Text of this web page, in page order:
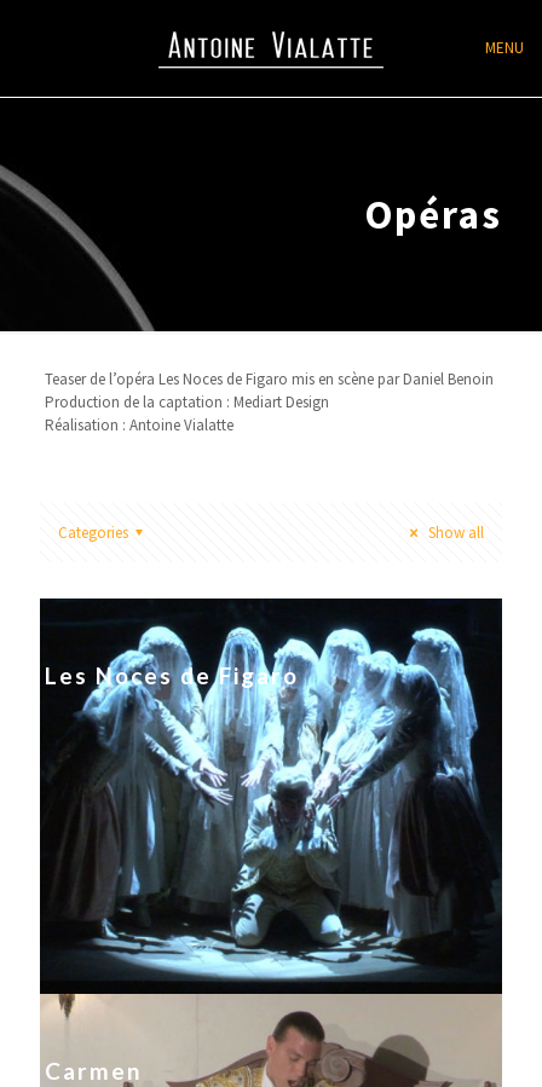
MENU
Opéras
Teaser de l’opéra Les Noces de Figaro mis en scène par Daniel Benoin
Production de la captation : Mediart Design
Réalisation : Antoine Vialatte
Categories Show all
Les Noces de Figaro
Carmen